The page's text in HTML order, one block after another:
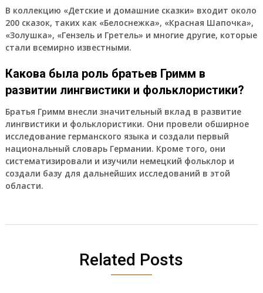
В коллекцию «Детские и домашние сказки» входит около
200 сказок, таких как «Белоснежка», «Красная Шапочка»,
«Золушка», «Гензель и Гретель» и многие другие, которые
стали всемирно известными.
Какова была роль братьев Гримм в
развитии лингвистики и фольклористики?
Братья Гримм внесли значительный вклад в развитие
лингвистики и фольклористики. Они провели обширное
исследование германского языка и создали первый
национальный словарь Германии. Кроме того, они
систематизировали и изучили немецкий фольклор и
создали базу для дальнейших исследований в этой
области.
Related Posts